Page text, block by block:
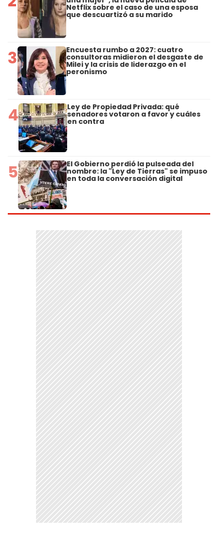
Netflix sobre el caso de una esposa
que descuartizó a su marido
3 Encuesta rumbo a 2027: cuatro
consultoras midieron el desgaste de
Milei y la crisis de liderazgo en el
peronismo
4 Ley de Propiedad Privada: qué
senadores votaron a favor y cuáles
en contra
5 El Gobierno perdió la pulseada del
nombre: la "Ley de Tierras" se impuso
en toda la conversación digital